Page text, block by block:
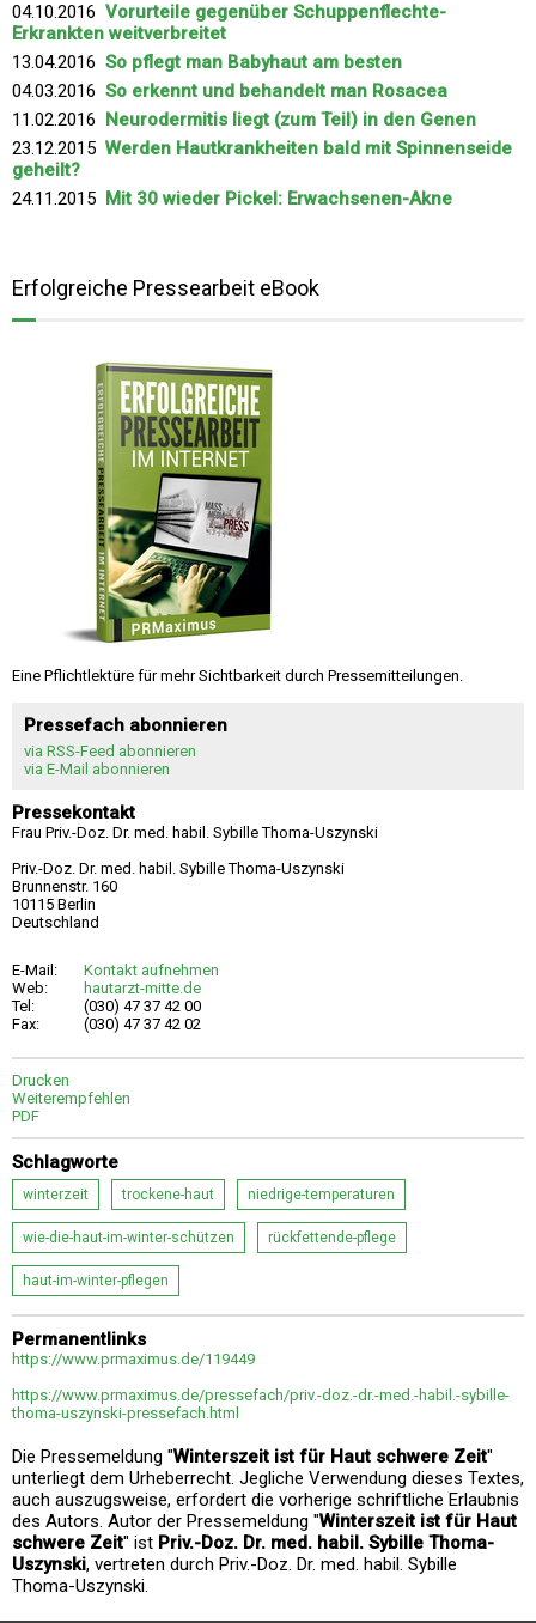
04.10.2016 Vorurteile gegenüber Schuppenflechte-
Erkrankten weitverbreitet
13.04.2016 So pflegt man Babyhaut am besten
04.03.2016 So erkennt und behandelt man Rosacea
11.02.2016 Neurodermitis liegt (zum Teil) in den Genen
23.12.2015 Werden Hautkrankheiten bald mit Spinnenseide
geheilt?
24.11.2015 Mit 30 wieder Pickel: Erwachsenen-Akne
Erfolgreiche Pressearbeit eBook
Eine Pflichtlektüre für mehr Sichtbarkeit durch Pressemitteilungen.
Pressefach abonnieren
via RSS-Feed abonnieren
via E-Mail abonnieren
Pressekontakt
Frau Priv.-Doz. Dr. med. habil. Sybille Thoma-Uszynski
Priv.-Doz. Dr. med. habil. Sybille Thoma-Uszynski
Brunnenstr. 160
10115 Berlin
Deutschland
E-Mail:
Kontakt aufnehmen
Web:
hautarzt-mitte.de
Tel:
(030) 47 37 42 00
Fax:
(030) 47 37 42 02
Drucken
Weiterempfehlen
PDF
Schlagworte
winterzeit trockene-haut niedrige-temperaturen
wie-die-haut-im-winter-schützen rückfettende-pflege
haut-im-winter-pflegen
Permanentlinks
https://www.prmaximus.de/119449
https://www.prmaximus.de/pressefach/priv.-doz.-dr.-med.-habil.-sybille-
thoma-uszynski-pressefach.html
Die Pressemeldung "Winterszeit ist für Haut schwere Zeit"
unterliegt dem Urheberrecht. Jegliche Verwendung dieses Textes,
auch auszugsweise, erfordert die vorherige schriftliche Erlaubnis
des Autors. Autor der Pressemeldung "Winterszeit ist für Haut
schwere Zeit" ist Priv.-Doz. Dr. med. habil. Sybille Thoma-
Uszynski, vertreten durch Priv.-Doz. Dr. med. habil. Sybille
Thoma-Uszynski.